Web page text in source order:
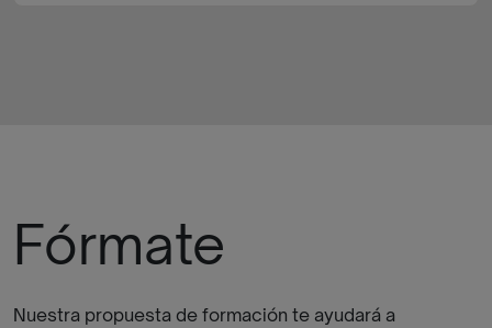
Fórmate
Nuestra propuesta de formación te ayudará a